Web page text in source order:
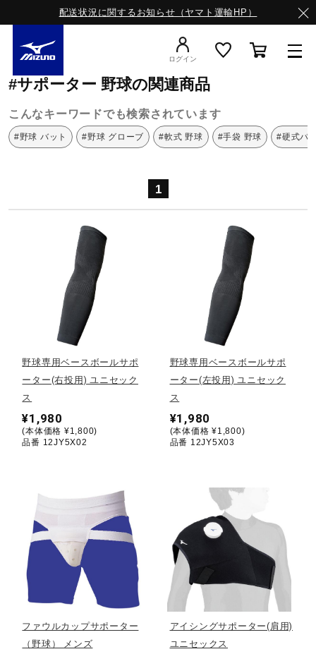
配送状況に関するお知らせ（ヤマト運輸HP）
ライフスタイルウエア
サッカー／フットサル
トレーニング
野球
バレーボール
テニス／ソフトテニス
ログイン
ミズノ公式オンライン
#サポーター 野球の関連商品
こんなキーワードでも検索されています
#野球 バット #野球 グローブ #軟式 野球 #手袋 野球 #硬式バ
1
野球専用ベースボールサポ
ーター(右投用) ユニセック
ス
¥1,980
(本体価格 ¥1,800)
品番 12JY5X02
野球専用ベースボールサポ
ーター(左投用) ユニセック
ス
¥1,980
(本体価格 ¥1,800)
品番 12JY5X03
ファウルカップサポーター
（野球） メンズ
アイシングサポーター(肩用)
ユニセックス